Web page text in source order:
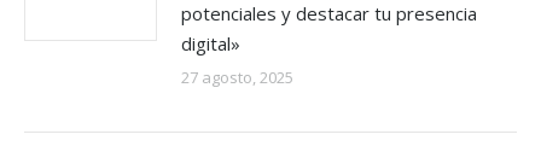
potenciales y destacar tu presencia
digital»
27 agosto, 2025